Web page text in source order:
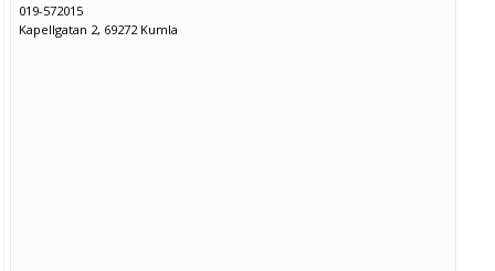
019-572015
Kapellgatan 2, 69272 Kumla